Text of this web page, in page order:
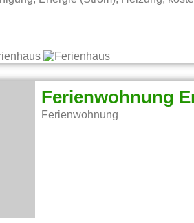
Ferienwohnung
Ferienwohnung